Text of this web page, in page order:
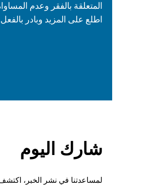
المتعلقة بالفقر وعدم
اطلع على المزيد وبادر
شارك اليوم
لمساعدتنا في نشر الخبر،